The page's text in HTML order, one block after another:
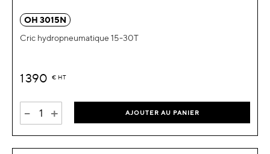
OH 3015N
Cric hydropneumatique 15-30T
1 390 € HT
- + AJOUTER AU PANIER